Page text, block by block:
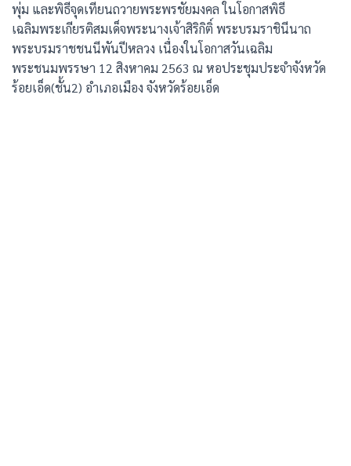
พุ่ม และพิธีจุดเทียนถวายพระพรชัยมงคล ในโอกาสพิธี
เฉลิมพระเกียรติสมเด็จพระนางเจ้าสิริกิติ์ พระบรมราชินีนาถ
พระบรมราชชนนีพันปีหลวง เนื่องในโอกาสวันเฉลิม
พระชนมพรรษา 12 สิงหาคม 2563 ณ หอประชุมประจำจังหวัด
ร้อยเอ็ด(ชั้น2) อำเภอเมือง จังหวัดร้อยเอ็ด